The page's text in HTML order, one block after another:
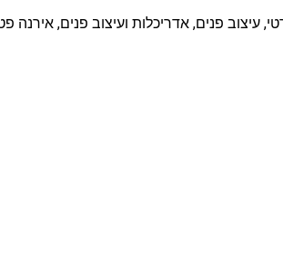
עיצוב פנים, אדריכלות ועיצוב פנים,